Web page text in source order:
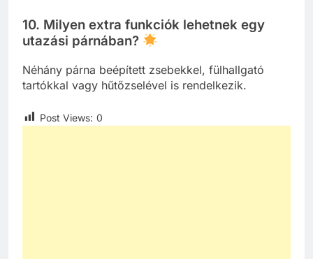
10. Milyen extra funkciók lehetnek egy
utazási párnában?
Néhány párna beépített zsebekkel, fülhallgató
tartókkal vagy hűtőzselével is rendelkezik.
Post Views: 0